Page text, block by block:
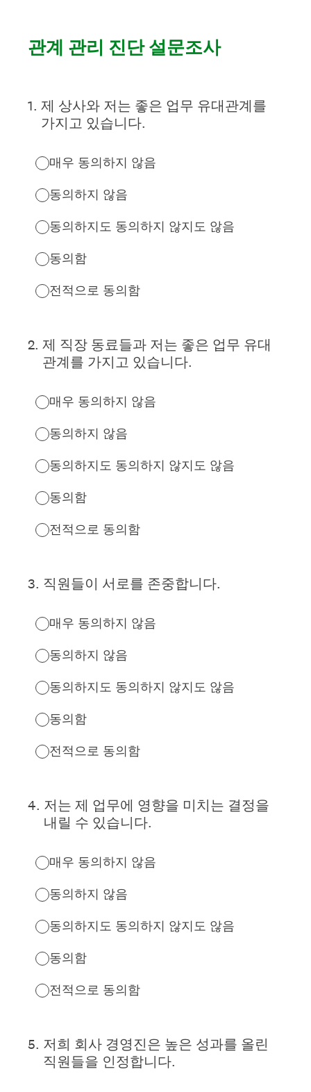
관계 관리 진단 설문조사
1. 제 상사와 저는 좋은 업무 유대관계를
가지고 있습니다.
매우 동의하지 않음
동의하지 않음
동의하지도 동의하지 않지도 않음
동의함
전적으로 동의함
2. 제 직장 동료들과 저는 좋은 업무 유대
관계를 가지고 있습니다.
매우 동의하지 않음
동의하지 않음
동의하지도 동의하지 않지도 않음
동의함
전적으로 동의함
3. 직원들이 서로를 존중합니다.
매우 동의하지 않음
동의하지 않음
동의하지도 동의하지 않지도 않음
동의함
전적으로 동의함
4. 저는 제 업무에 영향을 미치는 결정을
내릴 수 있습니다.
매우 동의하지 않음
동의하지 않음
동의하지도 동의하지 않지도 않음
동의함
전적으로 동의함
5. 저희 회사 경영진은 높은 성과를 올린
직원들을 인정합니다.